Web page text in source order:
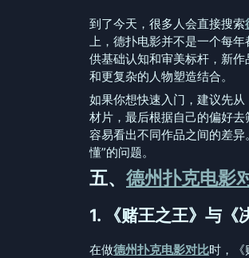
到了今天，很多人会直接搜索
上，德扑电影并不是一个每
供基础认知和审美标杆，新
和更复杂的人物塑造结合。
如果你想快速入门，建议先
材片，最后根据自己的偏好
容易看出不同作品之间的差
懂”的问题。
五、 德州扑克电影
1. 《赌王之王》与《
在做德州扑克电影对比时，《